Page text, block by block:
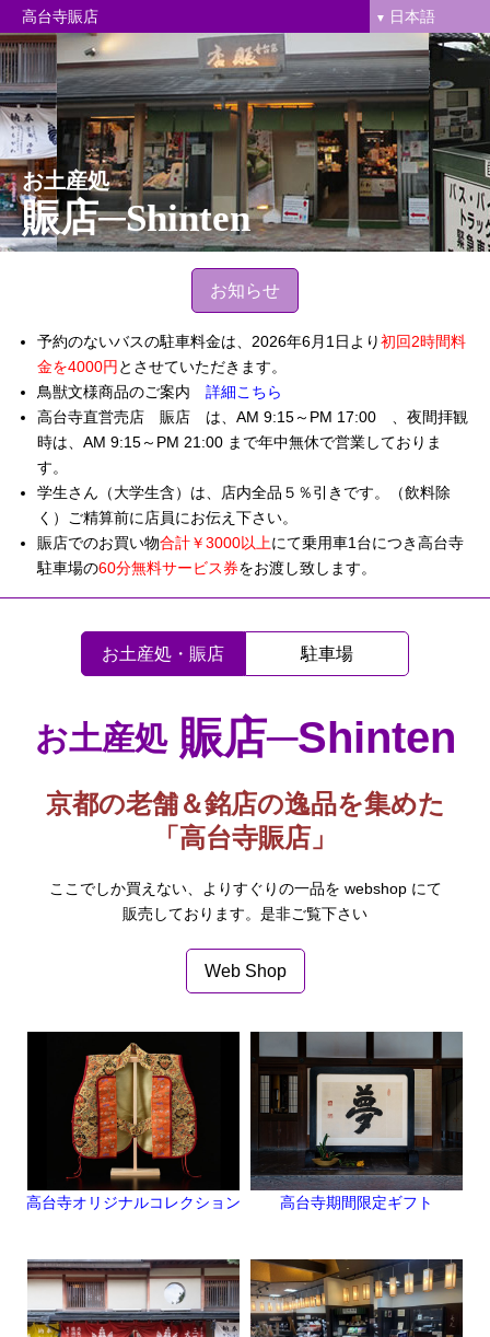
高台寺賑店 日本語
お土産処
賑店─Shinten
お知らせ
予約のないバスの駐車料金は、2026年6月1日より初回2時間料
金を4000円 とさせていただきます。
鳥獣文様商品のご案内 詳細こちら
高台寺直営売店 賑店 は、AM 9:15～PM 17:00 、夜間拝観
時は、AM 9:15～PM 21:00 まで年中無休で営業しておりま
す。
学生さん（大学生含）は、店内全品５％引きです。（飲料除
く）ご精算前に店員にお伝え下さい。
賑店でのお買い物合計￥3000以上にて乗用車1台につき高台寺
駐車場の60分無料サービス券をお渡し致します。
お土産処・賑店 駐車場
お土産処賑店─Shinten
京都の老舗＆銘店の逸品を集めた
「高台寺賑店」
ここでしか買えない、よりすぐりの一品を webshop にて
販売しております。是非ご覧下さい
Web Shop
高台寺オリジナルコレクション 高台寺期間限定ギフト